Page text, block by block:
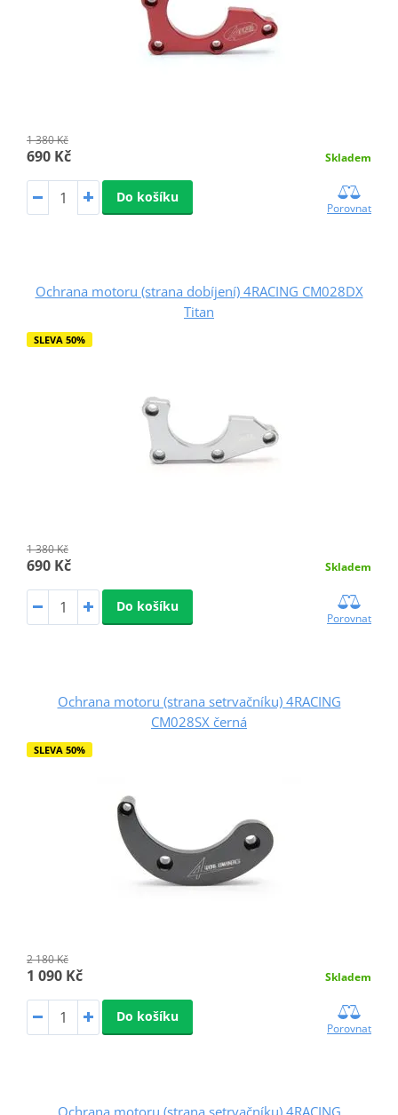
1 380 Kč
690 Kč Skladem
Do košíku
Porovnat
Ochrana motoru (strana dobíjení) 4RACING CM028DX
Titan
SLEVA 50%
1 380 Kč
690 Kč Skladem
Do košíku
Porovnat
Ochrana motoru (strana setrvačníku) 4RACING
CM028SX černá
SLEVA 50%
2 180 Kč
1 090 Kč Skladem
Do košíku
Porovnat